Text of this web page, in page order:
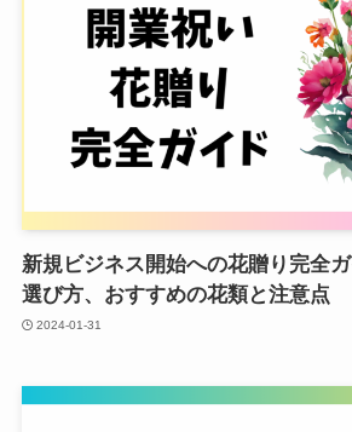
新規ビジネス開始への花贈り完全ガ
選び方、おすすめの花類と注意点
2024-01-31